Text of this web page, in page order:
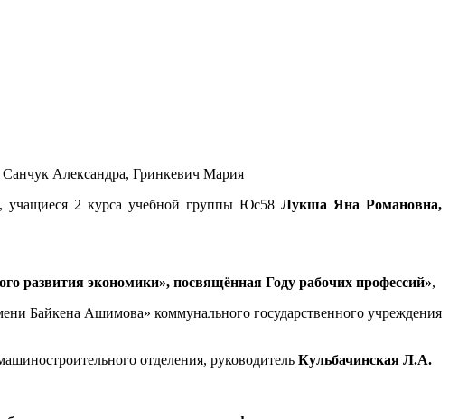
Александра, Гринкевич Мария
учащиеся 2 курса учебной группы Юс58 Лукша Яна Романовна,
развития экономики», посвящённая Году рабочих профессий»,
Байкена Ашимова» коммунального государственного учреждения
отделения, руководитель Кульбачинская Л.А.